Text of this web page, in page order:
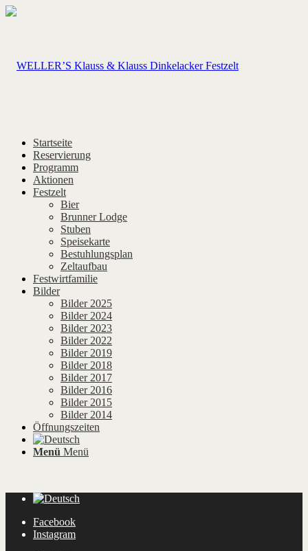
Startseite
Reservierung
Programm
Aktionen
Festzelt
Bier
Brunner Lodge
Stuben
Speisekarte
Bestuhlungsplan
Zeltaufbau
Festwirtfamilie
Bilder
Bilder 2025
Bilder 2024
Bilder 2023
Bilder 2022
Bilder 2019
Bilder 2018
Bilder 2017
Bilder 2016
Bilder 2015
Bilder 2014
Öffnungszeiten
Menü Menü
Facebook
Instagram